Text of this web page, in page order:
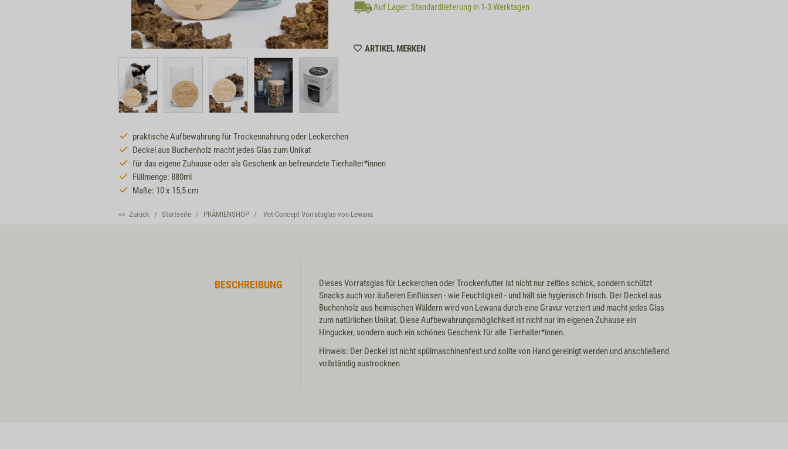
Auf Lager: Standardlieferung in 1-3 Werktagen
ARTIKEL MERKENWISHLIST
praktische Aufbewahrung für Trockennahrung oder Leckerchen
Deckel aus Buchenholz macht jedes Glas zum Unikat
für das eigene Zuhause oder als Geschenk an befreundete Tierhalter*innen
Füllmenge: 880ml
Maße: 10 x 15,5 cm
<< Zurück Startseite PRÄMIENSHOP Vet-Concept Vorratsglas von Lewana
BESCHREIBUNG
Dieses Vorratsglas für Leckerchen oder Trockenfutter ist nicht nur zeitlos schick, sondern schützt
Snacks auch vor äußeren Einflüssen - wie Feuchtigkeit - und hält sie hygienisch frisch. Der Deckel aus
Buchenholz aus heimischen Wäldern wird von Lewana durch eine Gravur verziert und macht jedes Glas
zum natürlichen Unikat. Diese Aufbewahrungsmöglichkeit ist nicht nur im eigenen Zuhause ein
Hingucker, sondern auch ein schönes Geschenk für alle Tierhalter*innen.
Hinweis: Der Deckel ist nicht spülmaschinenfest und sollte von Hand gereinigt werden und anschließend
vollständig austrocknen